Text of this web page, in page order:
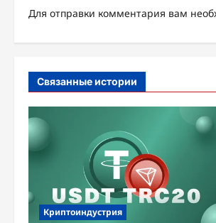
я
з
а
п
с
Для отправки комментария вам
Связанные истории
Криптоиндустрия